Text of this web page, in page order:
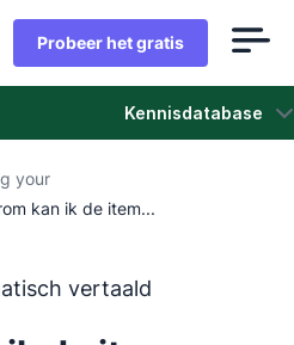
Probeer het gratis
Kennisdatabase
your
kan ik de item...
vertaald uit het Engels,
vertaald